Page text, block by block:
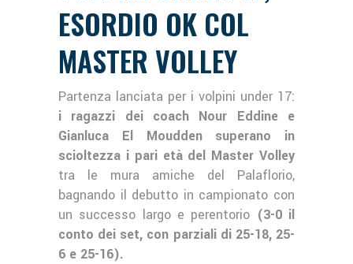
ESORDIO OK COL
MASTER VOLLEY
Partenza lanciata per i volpini under 17:
i ragazzi dei coach Nour Eddine e
Gianluca El Moudden superano in
scioltezza i pari età del Master Volley
tra le mura amiche del Palaflorio,
bagnando il debutto in campionato con
un successo largo e perentorio (3-0 il
conto dei set, con parziali di 25-18, 25-
6 e 25-16).